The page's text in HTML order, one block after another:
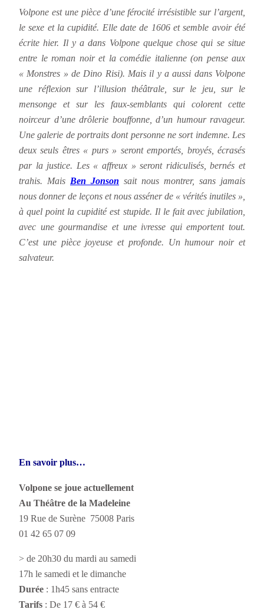
Volpone est une pièce d’une férocité irrésistible sur l’argent,
le sexe et la cupidité. Elle date de 1606 et semble avoir été
écrite hier. Il y a dans Volpone quelque chose qui se situe
entre le roman noir et la comédie italienne (on pense aux
« Monstres » de Dino Risi). Mais il y a aussi dans Volpone
une réflexion sur l’illusion théâtrale, sur le jeu, sur le
mensonge et sur les faux-semblants qui colorent cette
noirceur d’une drôlerie bouffonne, d’un humour ravageur.
Une galerie de portraits dont personne ne sort indemne. Les
deux seuls êtres « purs » seront emportés, broyés, écrasés
par la justice. Les « affreux » seront ridiculisés, bernés et
trahis. Mais Ben Jonson sait nous montrer, sans jamais
nous donner de leçons et nous asséner de « vérités inutiles »,
à quel point la cupidité est stupide. Il le fait avec jubilation,
avec une gourmandise et une ivresse qui emportent tout.
C’est une pièce joyeuse et profonde. Un humour noir et
salvateur.
En savoir plus…
Volpone se joue actuellement
Au Théâtre de la Madeleine
19 Rue de Surène 75008 Paris
01 42 65 07 09
> de 20h30 du mardi au samedi
17h le samedi et le dimanche
Durée : 1h45 sans entracte
Tarifs : De 17 € à 54 €